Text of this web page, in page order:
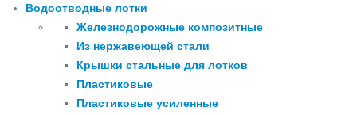
Водоотводные лотки
Железнодорожные композитные
Из нержавеющей стали
Крышки стальные для лотков
Пластиковые
Пластиковые усиленные